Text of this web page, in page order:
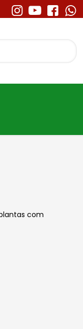
com